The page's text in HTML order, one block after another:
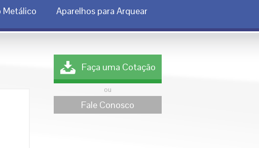
Faça uma Cotação
ou
Fale Conosco
Metálico Aparelhos para Arquear